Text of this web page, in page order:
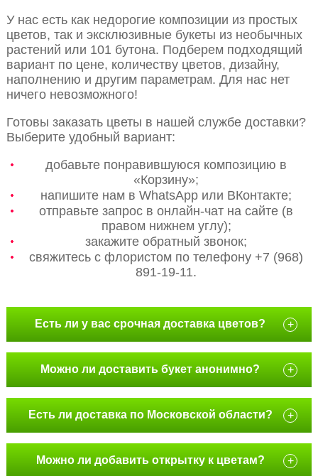
У нас есть как недорогие композиции из простых
цветов, так и эксклюзивные букеты из необычных
растений или 101 бутона. Подберем подходящий
вариант по цене, количеству цветов, дизайну,
наполнению и другим параметрам. Для нас нет
ничего невозможного!
Готовы заказать цветы в нашей службе доставки?
Выберите удобный вариант:
добавьте понравившуюся композицию в
«Корзину»;
напишите нам в WhatsApp или ВКонтакте;
отправьте запрос в онлайн-чат на сайте (в
правом нижнем углу);
закажите обратный звонок;
свяжитесь с флористом по телефону +7 (968)
891-19-11.
Есть ли у вас срочная доставка цветов? +
Можно ли доставить букет анонимно? +
Есть ли доставка по Московской области? +
Можно ли добавить открытку к цветам? +